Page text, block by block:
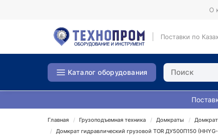
О
Поставки по
Каталог оборудования
Главная Грузоподъемная техника Домкраты
Домкрат гидравлический грузовой TOR ДУ500П150